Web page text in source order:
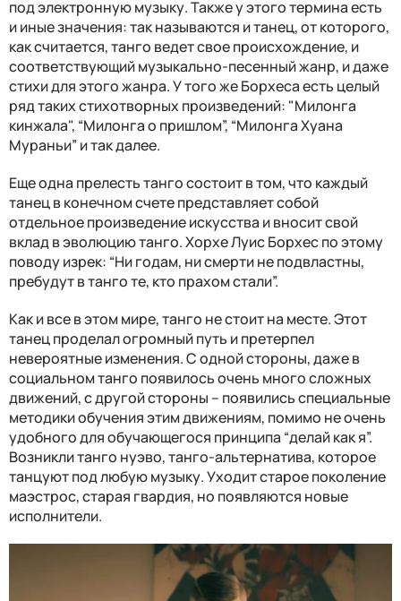
под электронную музыку. Также у этого термина есть
и иные значения: так называются и танец, от которого,
как считается, танго ведет свое происхождение, и
соответствующий музыкально-песенный жанр, и даже
стихи для этого жанра. У того же Борхеса есть целый
ряд таких стихотворных произведений: "Милонга
кинжала", “Милонга о пришлом”, “Милонга Хуана
Мураньи” и так далее.
Еще одна прелесть танго состоит в том, что каждый
танец в конечном счете представляет собой
отдельное произведение искусства и вносит свой
вклад в эволюцию танго. Хорхе Луис Борхес по этому
поводу изрек: “Ни годам, ни смерти не подвластны,
пребудут в танго те, кто прахом стали”.
Как и все в этом мире, танго не стоит на месте. Этот
танец проделал огромный путь и претерпел
невероятные изменения. С одной стороны, даже в
социальном танго появилось очень много сложных
движений, с другой стороны – появились специальные
методики обучения этим движениям, помимо не очень
удобного для обучающегося принципа “делай как я”.
Возникли танго нуэво, танго-альтернатива, которое
танцуют под любую музыку. Уходит старое поколение
маэстрос, старая гвардия, но появляются новые
исполнители.